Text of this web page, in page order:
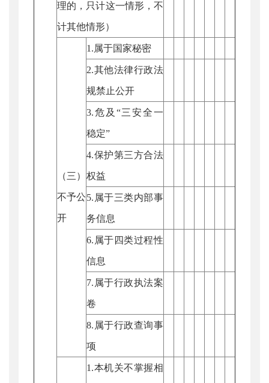
理的，只计这一情形，不
计其他情形）
（三）
不予公
开
1.属于国家秘密
2.其他法律行政法
规禁止公开
3.危及“三安全一
稳定”
4.保护第三方合法
权益
5.属于三类内部事
务信息
6.属于四类过程性
信息
7.属于行政执法案
卷
8.属于行政查询事
项
1.本机关不掌握相